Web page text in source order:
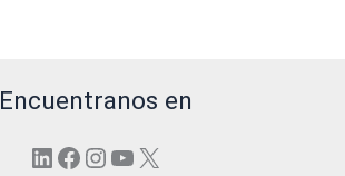
Encuentranos en
LinkedIn
Facebook
Instagram
YouTube
X